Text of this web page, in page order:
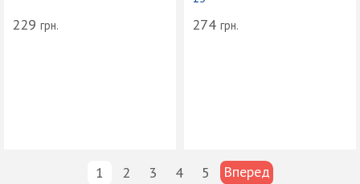
229 грн. 274 грн.
1 2 3 4 5 Вперед